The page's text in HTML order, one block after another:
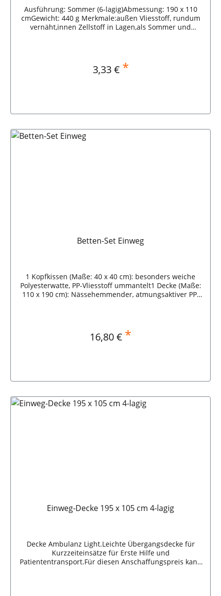
Ausführung: Sommer (6-lagig)Abmessung: 190 x 110
cmGewicht: 440 g Merkmale:außen Vliesstoff, rundum
vernäht,innen Zellstoff in Lagen,als Sommer und
DÖNGES Einmal-Patientendecke, Sommer (6-lagig)
Regulärer Preis:
3,33 € *
In den Warenkorb
Betten-Set Einweg
1 Kopfkissen (Maße: 40 x 40 cm): besonders weiche
Polyesterwatte, PP-Vliesstoff ummantelt1 Decke (Maße:
110 x 190 cm): Nässehemmender, atmungsaktiver PP-
Lagerplatz im Vergleich zu herkömmlich Sets.Inhalt Je
1 Kissen / Decke / Laken
Regulärer Preis:
16,80 € *
In den Warenkorb
Einweg-Decke 195 x 105 cm 4-lagig
Decke Ambulanz Light.Leichte Übergangsdecke für
Kurzzeiteinsätze für Erste Hilfe und
Patiententransport.Für diesen Anschaffungspreis kann